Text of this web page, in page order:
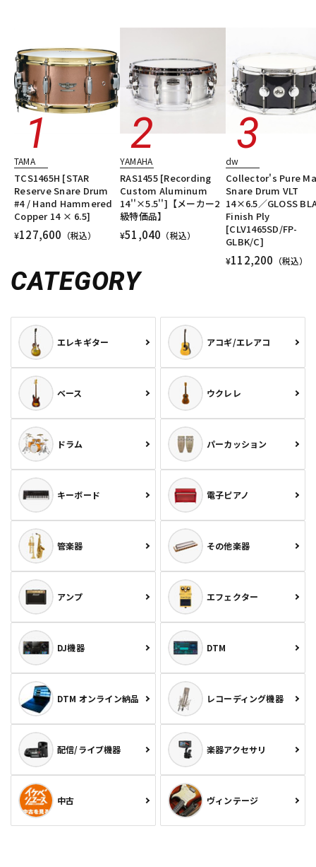
TAMA
TCS1465H [STAR
Reserve Snare Drum
#4 / Hand Hammered
Copper 14 × 6.5]
¥127,600 （税込）
YAMAHA
RAS1455 [Recording
Custom Aluminum
14''×5.5'']【メーカー2
級特価品】
¥51,040 （税込）
dw
Collector's Pure
Snare Drum VLT
14×6.5／GLOSS
Finish Ply
[CLV1465SD/FP-
GLBK/C]
¥112,200 （税込）
CATEGORY
エレキギター アコギ/エレアコ
ベース ウクレレ
ドラム パーカッション
キーボード 電子ピアノ
管楽器 その他楽器
アンプ エフェクター
DJ機器 DTM
DTM オンライン納品 レコーディング機器
配信/ライブ機器 楽器アクセサリ
中古 ヴィンテージ